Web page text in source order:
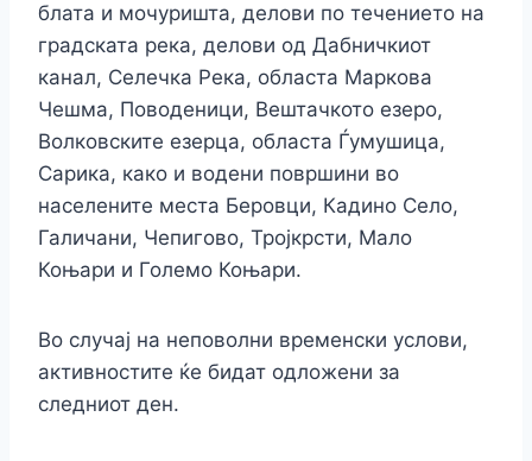
блата и мочуришта, делови по течението на
градската река, делови од Дабничкиот
канал, Селечка Река, областа Маркова
Чешма, Поводеници, Вештачкото езеро,
Волковските езерца, областа Ѓумушица,
Сарика, како и водени површини во
населените места Беровци, Кадино Село,
Галичани, Чепигово, Тројкрсти, Мало
Коњари и Големо Коњари.
Во случај на неповолни временски услови,
активностите ќе бидат одложени за
следниот ден.